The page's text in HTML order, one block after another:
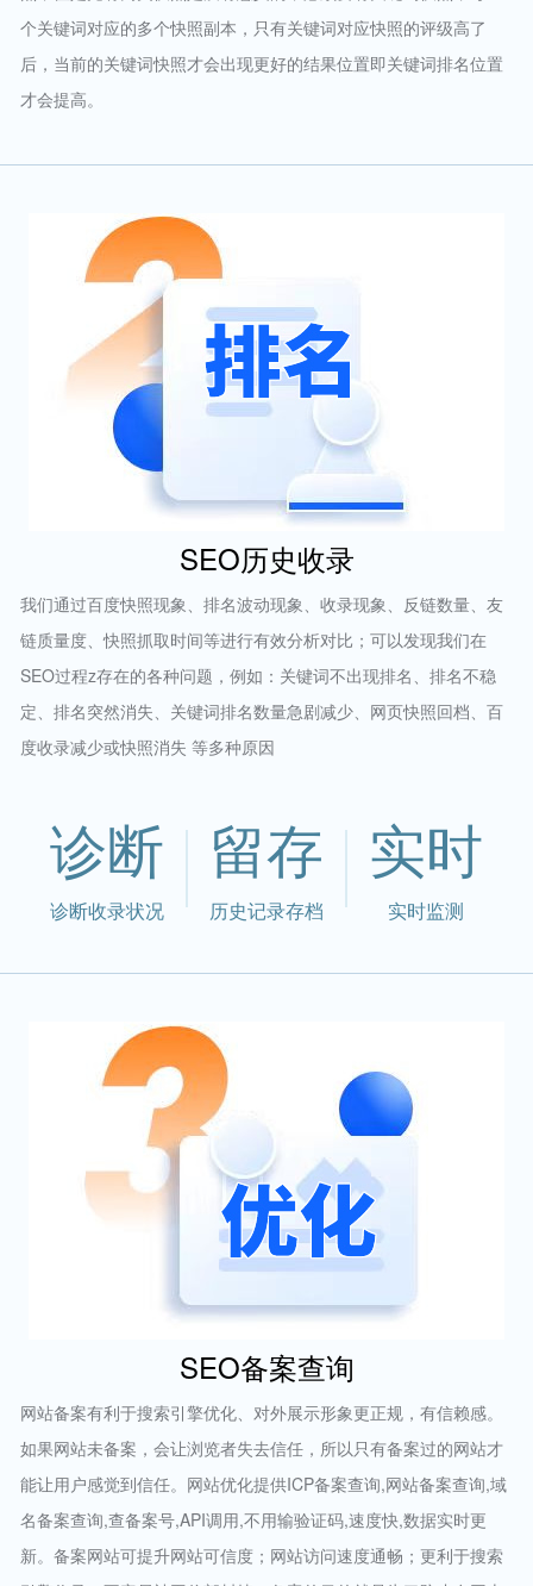
个关键词对应的多个快照副本，只有关键词对应快照的评级高了
后，当前的关键词快照才会出现更好的结果位置即关键词排名位置
才会提高。
SEO历史收录
我们通过百度快照现象、排名波动现象、收录现象、反链数量、友
链质量度、快照抓取时间等进行有效分析对比；可以发现我们在
SEO过程z存在的各种问题，例如：关键词不出现排名、排名不稳
定、排名突然消失、关键词排名数量急剧减少、网页快照回档、百
度收录减少或快照消失 等多种原因
诊断
诊断收录状况
留存
历史记录存档
实时
实时监测
SEO备案查询
网站备案有利于搜索引擎优化、对外展示形象更正规，有信赖感。
如果网站未备案，会让浏览者失去信任，所以只有备案过的网站才
能让用户感觉到信任。网站优化提供ICP备案查询,网站备案查询,域
名备案查询,查备案号,API调用,不用输验证码,速度快,数据实时更
新。备案网站可提升网站可信度；网站访问速度通畅；更利于搜索